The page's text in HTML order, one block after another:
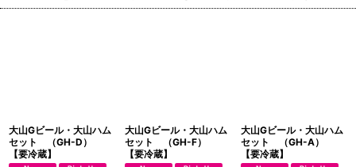
大山Gビール・大山ハム
セット （GH-D）
【要冷蔵】
大山Gビール・大山ハム
セット （GH-F）
【要冷蔵】
大山Gビール・大山ハム
セット （GH-A）
【要冷蔵】